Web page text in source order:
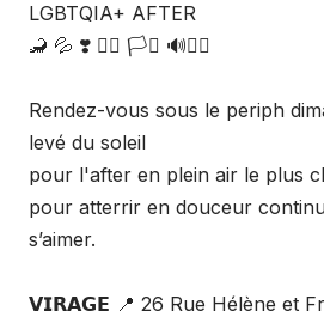
LGBTQIA+ AFTER
🦂 💦 ❣️ 🏳️‍🌈 🏳️‍⚧️ 🔊✊🏼
Rendez-vous sous le periph
levé du soleil
pour l'after en plein air le plus
pour atterrir en douceur
s’aimer.
𝗩𝗜𝗥𝗔𝗚𝗘 📍 26 Rue Hélène et